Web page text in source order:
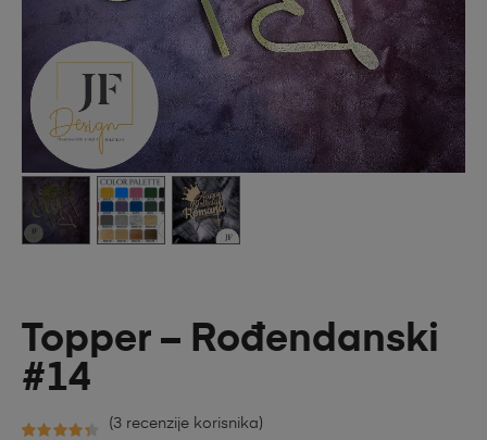
Topper – Rođendanski
#14
(3 recenzije korisnika)